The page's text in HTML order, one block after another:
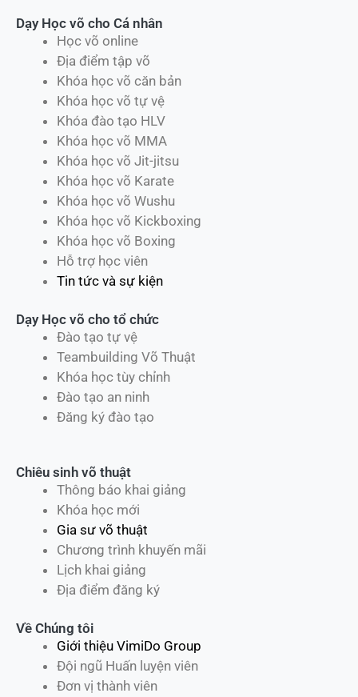
Dạy Học võ cho Cá nhân
Học võ online
Địa điểm tập võ
Khóa học võ căn bản
Khóa học võ tự vệ
Khóa đào tạo HLV
Khóa học võ MMA
Khóa học võ Jit-jitsu
Khóa học võ Karate
Khóa học võ Wushu
Khóa học võ Kickboxing
Khóa học võ Boxing
Hỗ trợ học viên
Tin tức và sự kiện
Dạy Học võ cho tổ chức
Đào tạo tự vệ
Teambuilding Võ Thuật
Khóa học tùy chỉnh
Đào tạo an ninh
Đăng ký đào tạo
Chiêu sinh võ thuật
Thông báo khai giảng
Khóa học mới
Gia sư võ thuật
Chương trình khuyến mãi
Lịch khai giảng
Địa điểm đăng ký
Về Chúng tôi
Giới thiệu VimiDo Group
Đội ngũ Huấn luyện viên
Đơn vị thành viên